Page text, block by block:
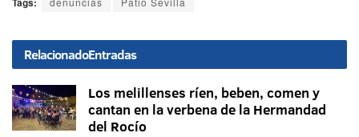
RelacionadoEntradas
Los melillenses ríen, beben, comen y
cantan en la verbena de la Hermandad
del Rocío